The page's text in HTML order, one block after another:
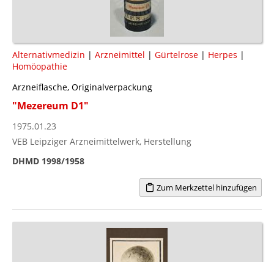
Alternativmedizin | Arzneimittel | Gürtelrose | Herpes |
Homöopathie
Arzneiflasche, Originalverpackung
"Mezereum D1"
1975.01.23
VEB Leipziger Arzneimittelwerk, Herstellung
DHMD 1998/1958
Zum Merkzettel hinzufügen